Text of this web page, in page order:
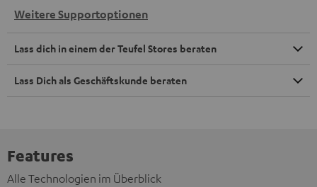
Weitere Supportoptionen
Lass dich in einem der Teufel Stores beraten
Lass Dich als Geschäftskunde beraten
Features
Alle Technologien im Überblick